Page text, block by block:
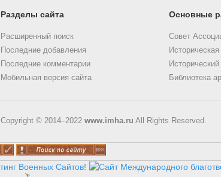
Разделы сайта
Расширенный поиск
Последние добавления
Последние комментарии
Мобильная версия сайта
Основные
Совет
Библиотека
Copyright © 2014–2022 www.imha.ru All Rights Reserved.